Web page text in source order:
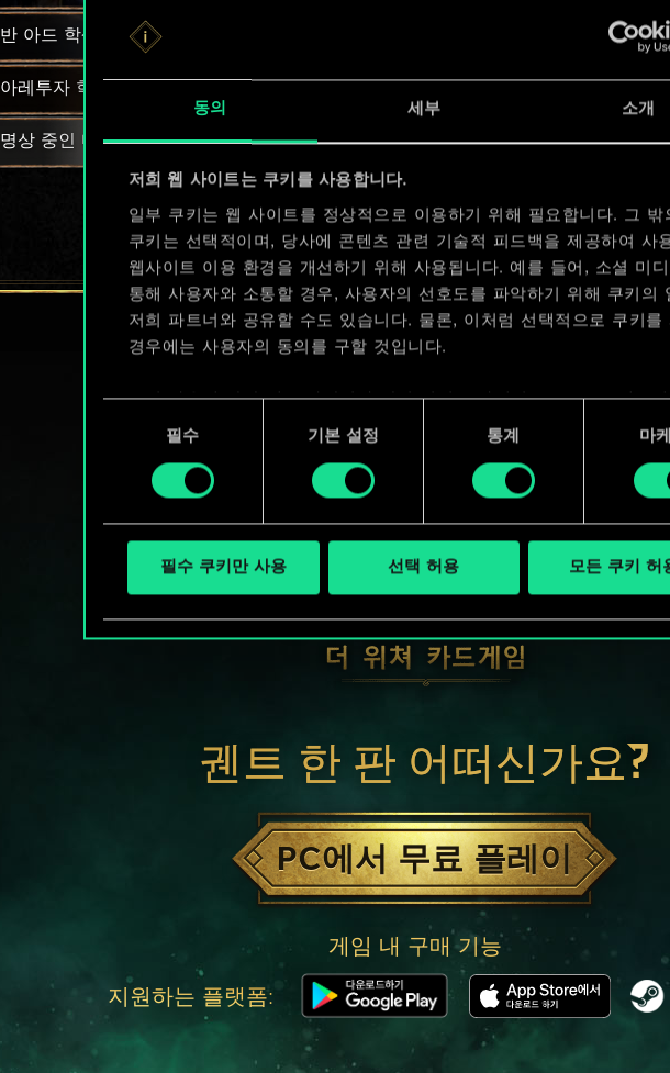
동의 세부 소개
저희 웹 사이트는 쿠키를 사용합니다.
일부 쿠키는 웹 사이트를 정상적으로 이용하기 위해 필요합니다. 그 밖
쿠키는 선택적이며, 당사에 콘텐츠 관련 기술적 피드백을 제공하여 사
웹사이트 이용 환경을 개선하기 위해 사용됩니다. 예를 들어, 소셜 미
통해 사용자와 소통할 경우, 사용자의 선호도를 파악하기 위해 쿠키의
저희 파트너와 공유할 수도 있습니다. 물론, 이처럼 선택적으로 쿠키를
경우에는 사용자의 동의를 구할 것입니다.
쿠키 사용에 관한 세부 사항이나 관련 설정은 아래의 "Settings" 메뉴에
확인할 수 있습니다.
필수 기본 설정 통계 마
필수 쿠키만 사용 선택 허용 모든 쿠키 허
반 아드 학생
아레투자 학생
명상 중인 마법사 x2
궨트 한 판 어떠신가요?
PC에서 무료 플레이
게임 내 구매 기능
지원하는 플랫폼: